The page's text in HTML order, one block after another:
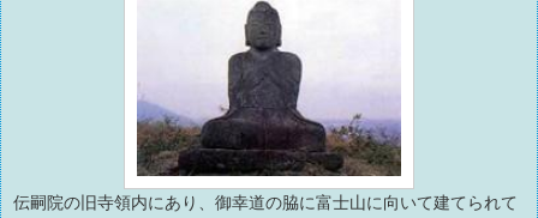
伝嗣院の旧寺領内にあり、御幸道の脇に富士山に向いて建てられて